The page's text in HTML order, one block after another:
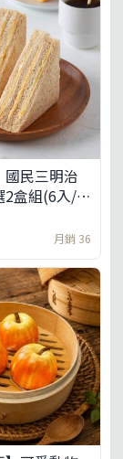
國民三明治
2盒組(6入/
月銷 36